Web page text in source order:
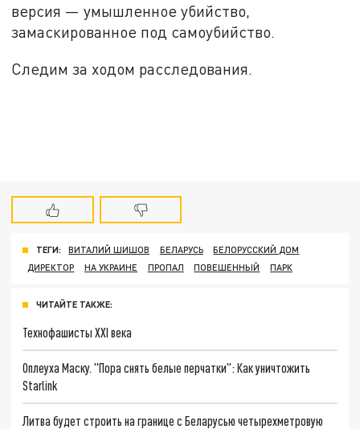
версия — умышленное убийство,
замаскированное под самоубийство.
Следим за ходом расследования.
ТЕГИ: ВИТАЛИЙ ШИШОВ БЕЛАРУСЬ
БЕЛОРУССКИЙ ДОМ
ДИРЕКТОР
НА УКРАИНЕ ПРОПАЛ ПОВЕШЕННЫЙ ПАРК
ЧИТАЙТЕ ТАКЖЕ:
Технофашисты XXI века
Оплеуха Маску. "Пора снять белые перчатки": Как уничтожить
Starlink
Литва будет строить на границе с Беларусью четырехметровую